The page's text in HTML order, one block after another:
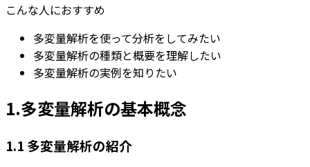
こんな人におすすめ
多変量解析を使って分析をしてみたい
多変量解析の種類と概要を理解したい
多変量解析の実例を知りたい
1.多変量解析の基本概念
1.1 多変量解析の紹介